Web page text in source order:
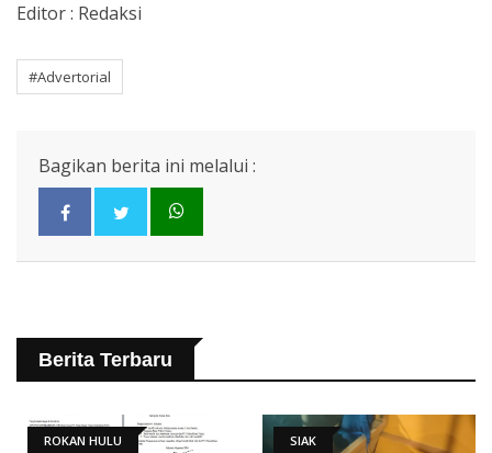
Editor : Redaksi
#Advertorial
Bagikan berita ini melalui :
Berita Terbaru
ROKAN HULU SIAK